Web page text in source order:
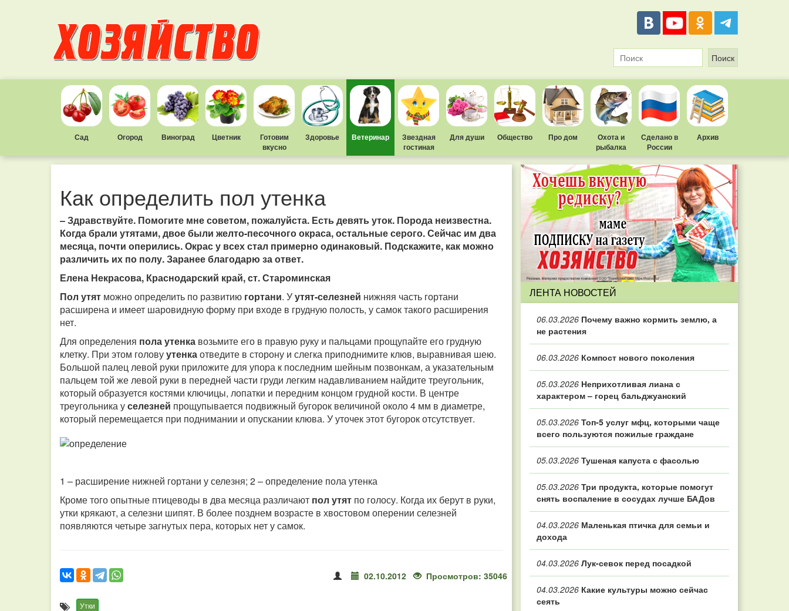
Сад Огород Виноград Цветник
Готовим
вкусно
Здоровье Ветеринар
Звездная
гостиная
Для души Общество Про дом
Охота и
рыбалка
Сделано в
России
Архив
Как определить пол утенка
– Здравствуйте. Помогите мне советом, пожалуйста. Есть девять уток. Порода неизвестна.
Когда брали утятами, двое были желто-песочного окраса, остальные серого. Сейчас им два
месяца, почти оперились. Окрас у всех стал примерно одинаковый. Подскажите, как можно
различить их по полу. Заранее благодарю за ответ.
Елена Некрасова, Краснодарский край, ст. Староминская
Пол утят можно определить по развитию гортани. Уутят-селезней нижняя часть гортани
расширена и имеет шаровидную форму при входе в грудную полость, у самок такого расширения
нет.
Для определения пола утенка возьмите его в правую руку и пальцами прощупайте его грудную
клетку. При этом головуутенкаотведите в сторону и слегка приподнимите клюв, выравнивая шею.
Большой палец левой руки приложите для упора к последним шейным позвонкам, а указательным
пальцем той же левой руки в передней части груди легким надавливанием найдите треугольник,
который образуется костями ключицы, лопатки и передним концом грудной кости. В центре
треугольника уселезней прощупывается подвижный бугорок величиной около 4 мм в диаметре,
который перемещается при поднимании и опускании клюва. У уточек этот бугорок отсутствует.
1 – расширение нижней гортани у селезня; 2 – определение пола утенка
Кроме того опытные птицеводы в два месяца различают пол утят по голосу. Когда их берут в руки,
утки крякают, а селезни шипят. В более позднем возрасте в хвостовом оперении селезней
появляются четыре загнутых пера, которых нет у самок.
02.10.2012 Просмотров: 35046
Утки
ЛЕНТА НОВОСТЕЙ
06.03.2026 Почему важно кормить землю, а
не растения
06.03.2026 Компост нового поколения
05.03.2026 Неприхотливая лиана с
характером – горец бальджуанский
05.03.2026 Топ‑5 услуг мфц, которыми чаще
всего пользуются пожилые граждане
05.03.2026 Тушеная капуста с фасолью
05.03.2026 Три продукта, которые помогут
снять воспаление в сосудах лучше БАДов
04.03.2026 Маленькая птичка для семьи и
дохода
04.03.2026 Лук-севок перед посадкой
04.03.2026 Какие культуры можно сейчас
сеять